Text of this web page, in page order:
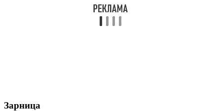
Зарница